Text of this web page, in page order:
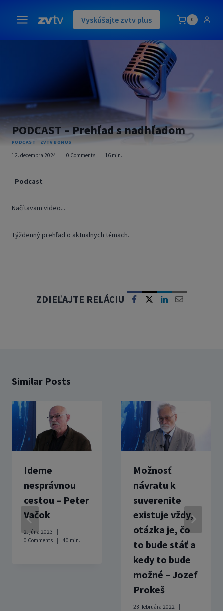
content
Vyskúšajte zvtv plus 0
PODCAST – Prehľad s nadhľadom
PODCAST | ZVTV BONUS
12. decembra 2024 0 Comments 16 min.
Podcast
Načítavam video...
Týždenný prehľad o aktualnych témach.
ZDIEĽAJTE RELÁCIU
Similar Posts
Ideme
nesprávnou
cestou – Peter
Vačok
2. júna 2023
0 Comments
40 min.
Možnosť
návratu k
suverenite
existuje vždy,
otázka je, čo
to bude stáť a
kedy to bude
možné – Jozef
Prokeš
23. februára 2022